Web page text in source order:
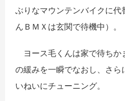
ぶりなマウンテンバイクに代
んＢＭＸは玄関で待機中）。
ヨース毛くんは家で待ちか
の緩みを一瞬でなおし、さら
いねいにチューニング。